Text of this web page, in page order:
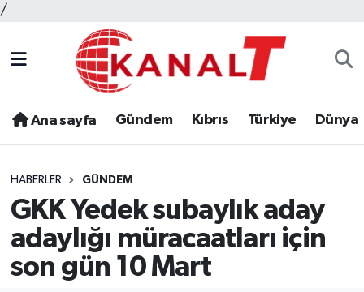
/
Ana sayfa Gündem Kıbrıs Türkiye Dünya
HABERLER GÜNDEM
GKK Yedek subaylık aday
adaylığı müracaatları için
son gün 10 Mart